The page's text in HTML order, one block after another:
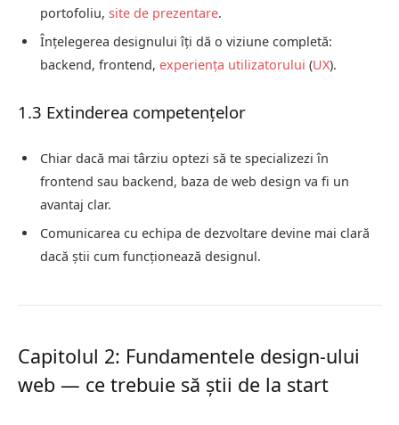
portofoliu, site de prezentare.
Înțelegerea designului îți dă o viziune completă:
backend, frontend, experiența utilizatorului (UX).
1.3 Extinderea competențelor
Chiar dacă mai târziu optezi să te specializezi în
frontend sau backend, baza de web design va fi un
avantaj clar.
Comunicarea cu echipa de dezvoltare devine mai clară
dacă știi cum funcționează designul.
Capitolul 2: Fundamentele design-ului
web — ce trebuie să știi de la start